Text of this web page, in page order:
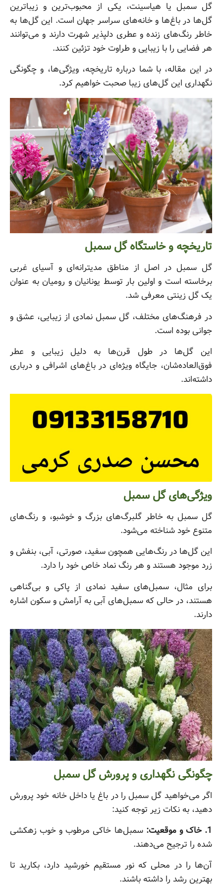
گل سمبل یا هیاسینت، یکی از محبوب‌ترین و زیباترین
گل‌ها در باغ‌ها و خانه‌های سراسر جهان است. این گل‌ها به
خاطر رنگ‌های زنده و عطری دلپذیر شهرت دارند و می‌توانند
هر فضایی را با زیبایی و طراوت خود تزئین کنند.
در این مقاله، با شما درباره تاریخچه، ویژگی‌ها، و چگونگی
نگهداری این گل‌های زیبا صحبت خواهیم کرد.
تاریخچه و خاستگاه گل سمبل
گل سمبل در اصل از مناطق مدیترانه‌ای و آسیای غربی
برخاسته است و اولین بار توسط یونانیان و رومیان به عنوان
یک گل زینتی معرفی شد.
در فرهنگ‌های مختلف، گل سمبل نمادی از زیبایی، عشق و
جوانی بوده است.
این گل‌ها در طول قرن‌ها به دلیل زیبایی و عطر
فوق‌العاده‌شان، جایگاه ویژه‌ای در باغ‌های اشرافی و درباری
داشته‌اند.
ویژگی‌های گل سمبل
گل سمبل به خاطر گلبرگ‌های بزرگ و خوشبو، و رنگ‌های
متنوع خود شناخته می‌شود.
این گل‌ها در رنگ‌هایی همچون سفید، صورتی، آبی، بنفش و
زرد موجود هستند و هر رنگ نماد خاص خود را دارد.
برای مثال، سمبل‌های سفید نمادی از پاکی و بی‌گناهی
هستند، در حالی که سمبل‌های آبی به آرامش و سکون اشاره
دارند.
چگونگی نگهداری و پرورش گل سمبل
اگر می‌خواهید گل سمبل را در باغ یا داخل خانه خود پرورش
دهید، به نکات زیر توجه کنید:
1. خاک و موقعیت:
سمبل‌ها خاکی مرطوب و خوب زهکشی
شده را ترجیح می‌دهند.
آن‌ها را در محلی که نور مستقیم خورشید دارد، بکارید تا
بهترین رشد را داشته باشند.